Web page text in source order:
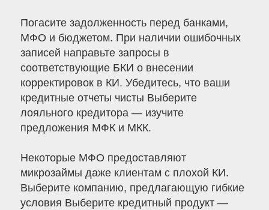
Погасите задолженность перед банками,
МФО и бюджетом. При наличии ошибочных
записей направьте запросы в
соответствующие БКИ о внесении
корректировок в КИ. Убедитесь, что ваши
кредитные отчеты чисты Выберите
лояльного кредитора — изучите
предложения МФК и МКК.
Некоторые МФО предоставляют
микрозаймы даже клиентам с плохой КИ.
Выберите компанию, предлагающую гибкие
условия Выберите кредитный продукт —